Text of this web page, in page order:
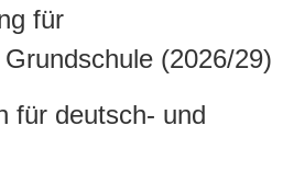
für
(2026/29)
für deutsch- und